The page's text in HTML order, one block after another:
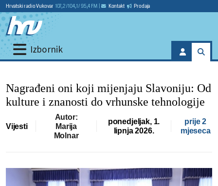
Hrvatski radio Vukovar 107,2 / 104,1 / 95,4 FM Kontakt Prodaja
Izbornik
Nagrađeni oni koji mijenjaju Slavoniju: Od
kulture i znanosti do vrhunske tehnologije
Vijesti
Autor:
Marija
Molnar
ponedjeljak, 1.
lipnja 2026.
prije 2
mjeseca